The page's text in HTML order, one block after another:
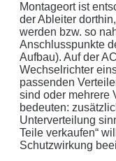
Montageort ist
der Ableiter
werden bzw. so
Anschlusspunkte
Aufbau). Auf der
Wechselrichter
passenden
sind oder mehrere
bedeuten:
Unterverteilung
Teile verkaufen“
Schutzwirkung